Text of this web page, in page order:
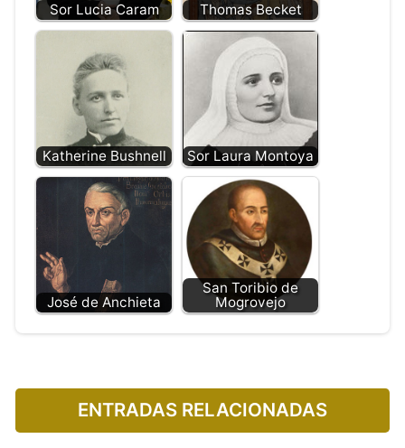
Sor Lucia Caram Thomas Becket
Katherine Bushnell Sor Laura Montoya
José de Anchieta
San Toribio de
Mogrovejo
ENTRADAS RELACIONADAS